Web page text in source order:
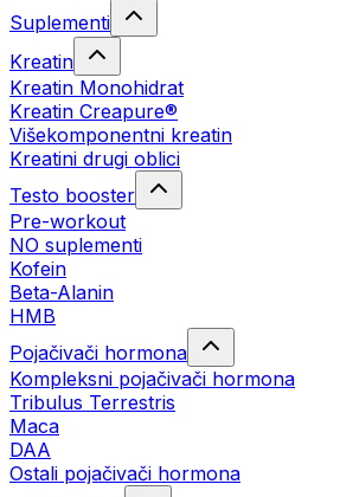
Suplementi
Kreatin
Kreatin Monohidrat
Kreatin Creapure®
Višekomponentni kreatin
Kreatini drugi oblici
Testo booster
Pre-workout
NO suplementi
Kofein
Beta-Alanin
HMB
Pojačivači hormona
Kompleksni pojačivači hormona
Tribulus Terrestris
Maca
DAA
Ostali pojačivači hormona